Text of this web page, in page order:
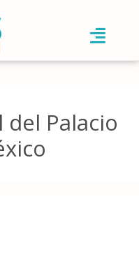
del Palacio